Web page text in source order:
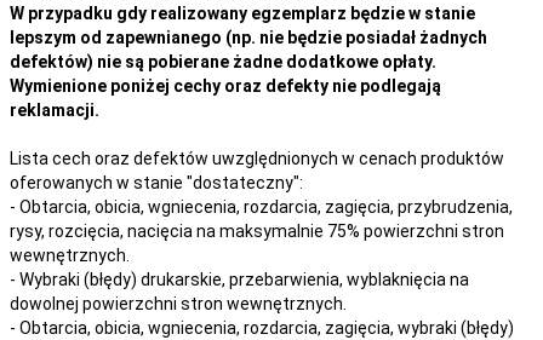
W przypadku gdy realizowany egzemplarz będzie w stanie
lepszym od zapewnianego (np. nie będzie posiadał żadnych
defektów) nie są pobierane żadne dodatkowe opłaty.
Wymienione poniżej cechy oraz defekty nie podlegają
reklamacji.
Lista cech oraz defektów uwzględnionych w cenach produktów
oferowanych w stanie "dostateczny":
- Obtarcia, obicia, wgniecenia, rozdarcia, zagięcia, przybrudzenia,
rysy, rozcięcia, nacięcia na maksymalnie 75% powierzchni stron
wewnętrznych.
- Wybraki (błędy) drukarskie, przebarwienia, wyblaknięcia na
dowolnej powierzchni stron wewnętrznych.
- Obtarcia, obicia, wgniecenia, rozdarcia, zagięcia, wybraki (błędy)